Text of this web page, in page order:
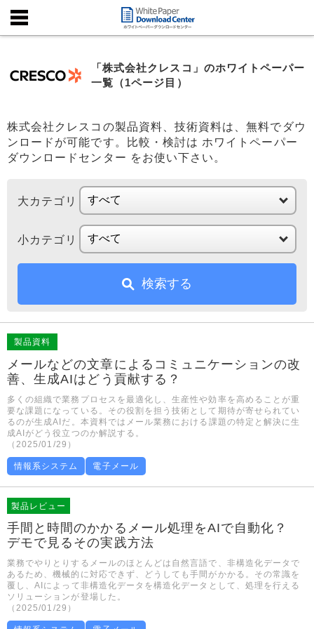
「株式会社クレスコ」のホワイトペーパー
一覧（1ページ目）
株式会社クレスコの製品資料、技術資料は、無料でダウ
ンロードが可能です。比較・検討は ホワイトペーパー
ダウンロードセンター をお使い下さい。
大カテゴリ
小カテゴリ
検索する
製品資料
メールなどの文章によるコミュニケーションの改
善、生成AIはどう貢献する？
多くの組織で業務プロセスを最適化し、生産性や効率を高めることが重
要な課題になっている。その役割を担う技術として期待が寄せられてい
るのが生成AIだ。本資料ではメール業務における課題の特定と解決に生
成AIがどう役立つのか解説する。
（2025/01/29）
情報系システム 電子メール
製品レビュー
手間と時間のかかるメール処理をAIで自動化？
デモで見るその実践方法
業務でやりとりするメールのほとんどは自然言語で、非構造化データで
あるため、機械的に対応できず、どうしても手間がかかる。その常識を
覆し、AIによって非構造化データを構造化データとして、処理を行える
ソリューションが登場した。
（2025/01/29）